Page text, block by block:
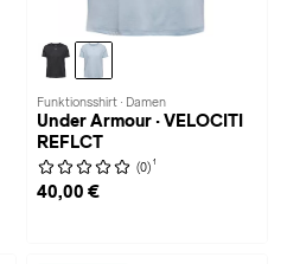
Funktionsshirt · Damen
Under Armour · VELOCITI
REFLCT
(0) 1
40,00 €